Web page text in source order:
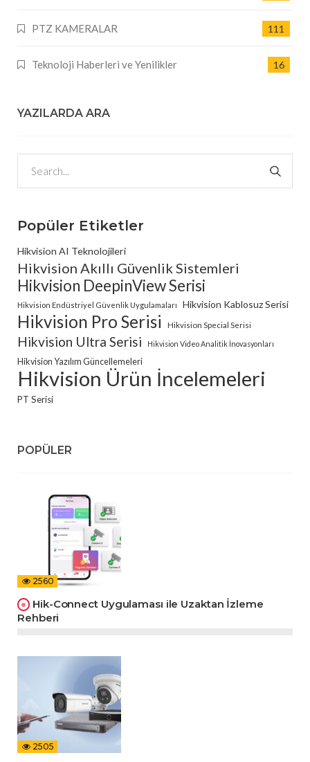
PTZ KAMERALAR 111
Teknoloji Haberleri ve Yenilikler 16
YAZILARDA ARA
Popüler Etiketler
Hikvision AI Teknolojileri
Hikvision Akıllı Güvenlik Sistemleri
Hikvision DeepinView Serisi
Hikvision Endüstriyel Güvenlik Uygulamaları Hikvision Kablosuz Serisi
Hikvision Pro Serisi Hikvision Special Serisi
Hikvision Ultra Serisi Hikvision Video Analitik İnovasyonları
Hikvision Yazılım Güncellemeleri
Hikvision Ürün İncelemeleri
PT Serisi
POPÜLER
2560
Hik-Connect Uygulaması ile Uzaktan İzleme
Rehberi
2505